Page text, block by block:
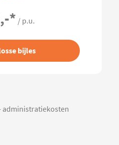
* / p.u.
bijles
administratiekosten